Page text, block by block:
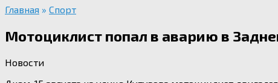
Главная » Спорт
Мотоциклист попал в аварию в
Новости